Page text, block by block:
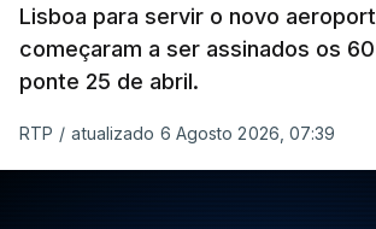
Lisboa para servir o novo
começaram a ser assinados os
ponte 25 de abril.
RTP / atualizado 6 Agosto 2026, 07:39